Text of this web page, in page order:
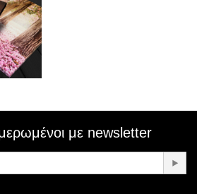
με newsletter